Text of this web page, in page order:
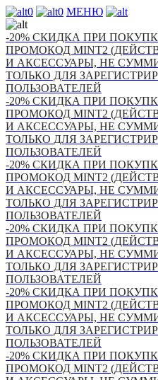
0 0 МЕНЮ
-20% СКИДКА ПРИ
ПРОМОКОД MINT2
И АКСЕССУАРЫ, НЕ
ТОЛЬКО ДЛЯ
ПОЛЬЗОВАТЕЛЕЙ
-20% СКИДКА ПРИ
ПРОМОКОД MINT2
И АКСЕССУАРЫ, НЕ
ТОЛЬКО ДЛЯ
ПОЛЬЗОВАТЕЛЕЙ
-20% СКИДКА ПРИ
ПРОМОКОД MINT2
И АКСЕССУАРЫ, НЕ
ТОЛЬКО ДЛЯ
ПОЛЬЗОВАТЕЛЕЙ
-20% СКИДКА ПРИ
ПРОМОКОД MINT2
И АКСЕССУАРЫ, НЕ
ТОЛЬКО ДЛЯ
ПОЛЬЗОВАТЕЛЕЙ
-20% СКИДКА ПРИ
ПРОМОКОД MINT2
И АКСЕССУАРЫ, НЕ
ТОЛЬКО ДЛЯ
ПОЛЬЗОВАТЕЛЕЙ
-20% СКИДКА ПРИ
ПРОМОКОД MINT2